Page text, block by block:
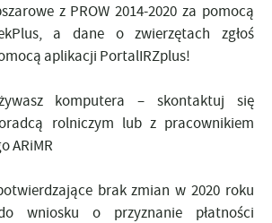
z PROW 2014-2020 za pomocą
a dane o zwierzętach zgłoś
aplikacji PortalIRZplus!
komputera –skontaktuj się
rolniczym lub z pracownikiem
ARiMR
brak zmian w 2020 roku
wniosku o przyznanie płatności